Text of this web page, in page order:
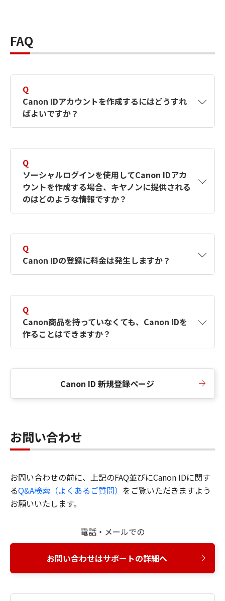
FAQ
Q
Canon IDアカウントを作成するにはどうすれ
ばよいですか？
す。詳しい作成方法は【カメラ】Canon IDとは
何ですか？Canon IDの作成方法は？をご確認く
ださい。
Q
ソーシャルログインを使用してCanon IDアカ
ウントを作成する場合、キヤノンに提供される
のはどのような情報ですか？
択したサービスから取得します。アカウントを
簡単に作成できるように、この情報を使用して
Canon IDの登録フォームを入力します。
Q
Canon IDの登録に料金は発生しますか？
Q
Canon商品を持っていなくても、Canon IDを
作ることはできますか？
Canon ID 新規登録ページ
お問い合わせ
お問い合わせの前に、上記のFAQ並びにCanon IDに関す
るQ&A検索（よくあるご質問） をご覧いただきますよう
お願いいたします。
電話・メールでの
お問い合わせはサポートの詳細へ